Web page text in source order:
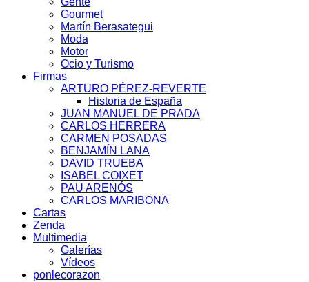
Gourmet
Martín Berasategui
Moda
Motor
Ocio y Turismo
Firmas
ARTURO PÉREZ-REVERTE
Historia de España
JUAN MANUEL DE PRADA
CARLOS HERRERA
CARMEN POSADAS
BENJAMÍN LANA
DAVID TRUEBA
ISABEL COIXET
PAU ARENÓS
CARLOS MARIBONA
Cartas
Zenda
Multimedia
Galerías
Vídeos
ponlecorazon